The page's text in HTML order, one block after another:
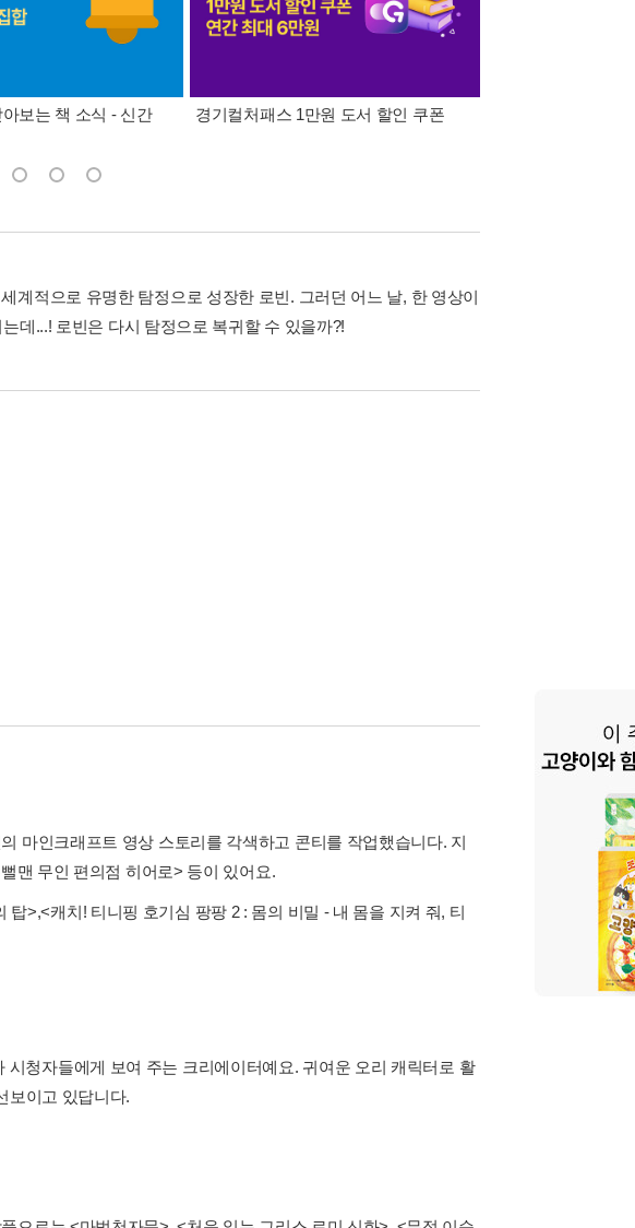
보는 책 소식 - 신간
경기컬처패스 1만원 도서 할인 쿠폰
계적으로 유명한 탐정으로 성장한 로빈. 그러던 어느 날, 한 영상이
데...! 로빈은 다시 탐정으로 복귀할 수 있을까?!
마인크래프트 영상 스토리를 각색하고 콘티를 작업했습니다. 지
맨 무인 편의점 히어로> 등이 있어요.
탑>,<캐치! 티니핑 호기심 팡팡 2 : 몸의 비밀 - 내 몸을 지켜 줘, 티
청자들에게 보여 주는 크리에이터예요. 귀여운 오리 캐릭터로 활
보이고 있답니다.